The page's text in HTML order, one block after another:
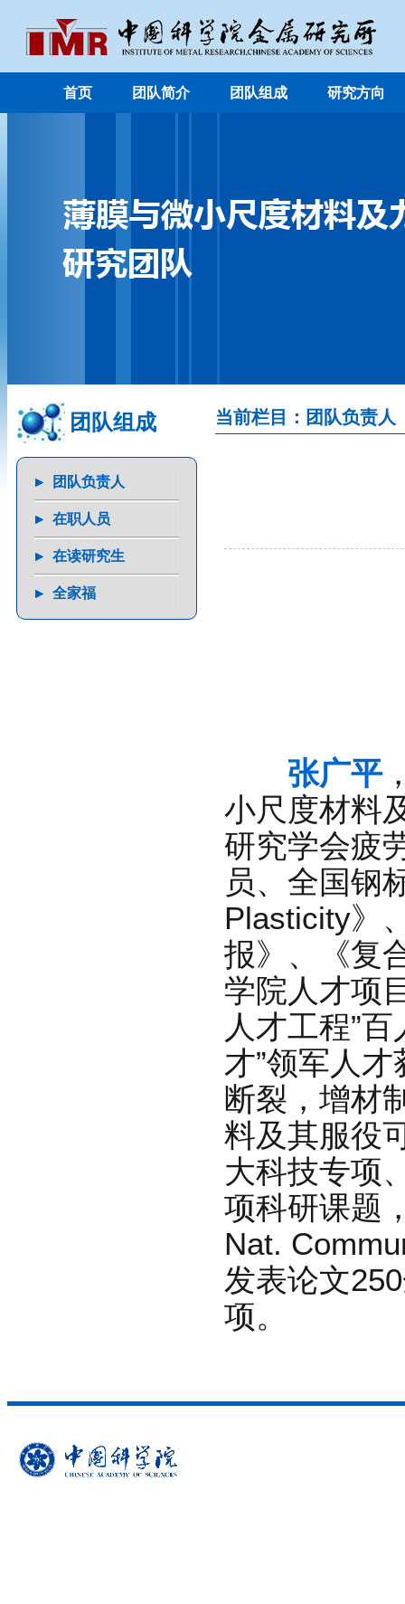
首页 团队简介 团队组成 研究方向
团队组成
团队负责人
在职人员
在读研究生
全家福
当前栏目：团队负责人
张广平
小尺度材料
研究学会疲
员、全国钢
Plasticity》
报》、《复
学院人才项
人才工程”
才”领军人
断裂，增材
料及其服役
大科技专项
项科研课题
Nat.
发表论文
项。